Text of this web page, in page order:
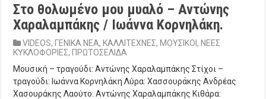
Στο θολωμένο μου μυαλό – Αντώνης
Χαραλαμπάκης / Ιωάννα Κορνηλάκη.
VIDEOS, ΓΕΝΙΚΑ ΝΕΑ, ΚΑΛΛΙΤΕΧΝΕΣ, ΜΟΥΣΙΚΟΙ, ΝΕΕΣ
ΚΥΚΛΟΦΟΡΙΕΣ, ΠΡΩΤΟΣΕΛΙΔΑ
Μουσική – τραγούδι: Αντώνης Χαραλαμπάκης Στίχοι –
τραγούδι: Ιωάννα Κορνηλάκη Λύρα: Χασσουράκης Ανδρέας
Χασουράκης Λαούτο: Αντώνης Χαραλαμπάκης Κιθάρα: